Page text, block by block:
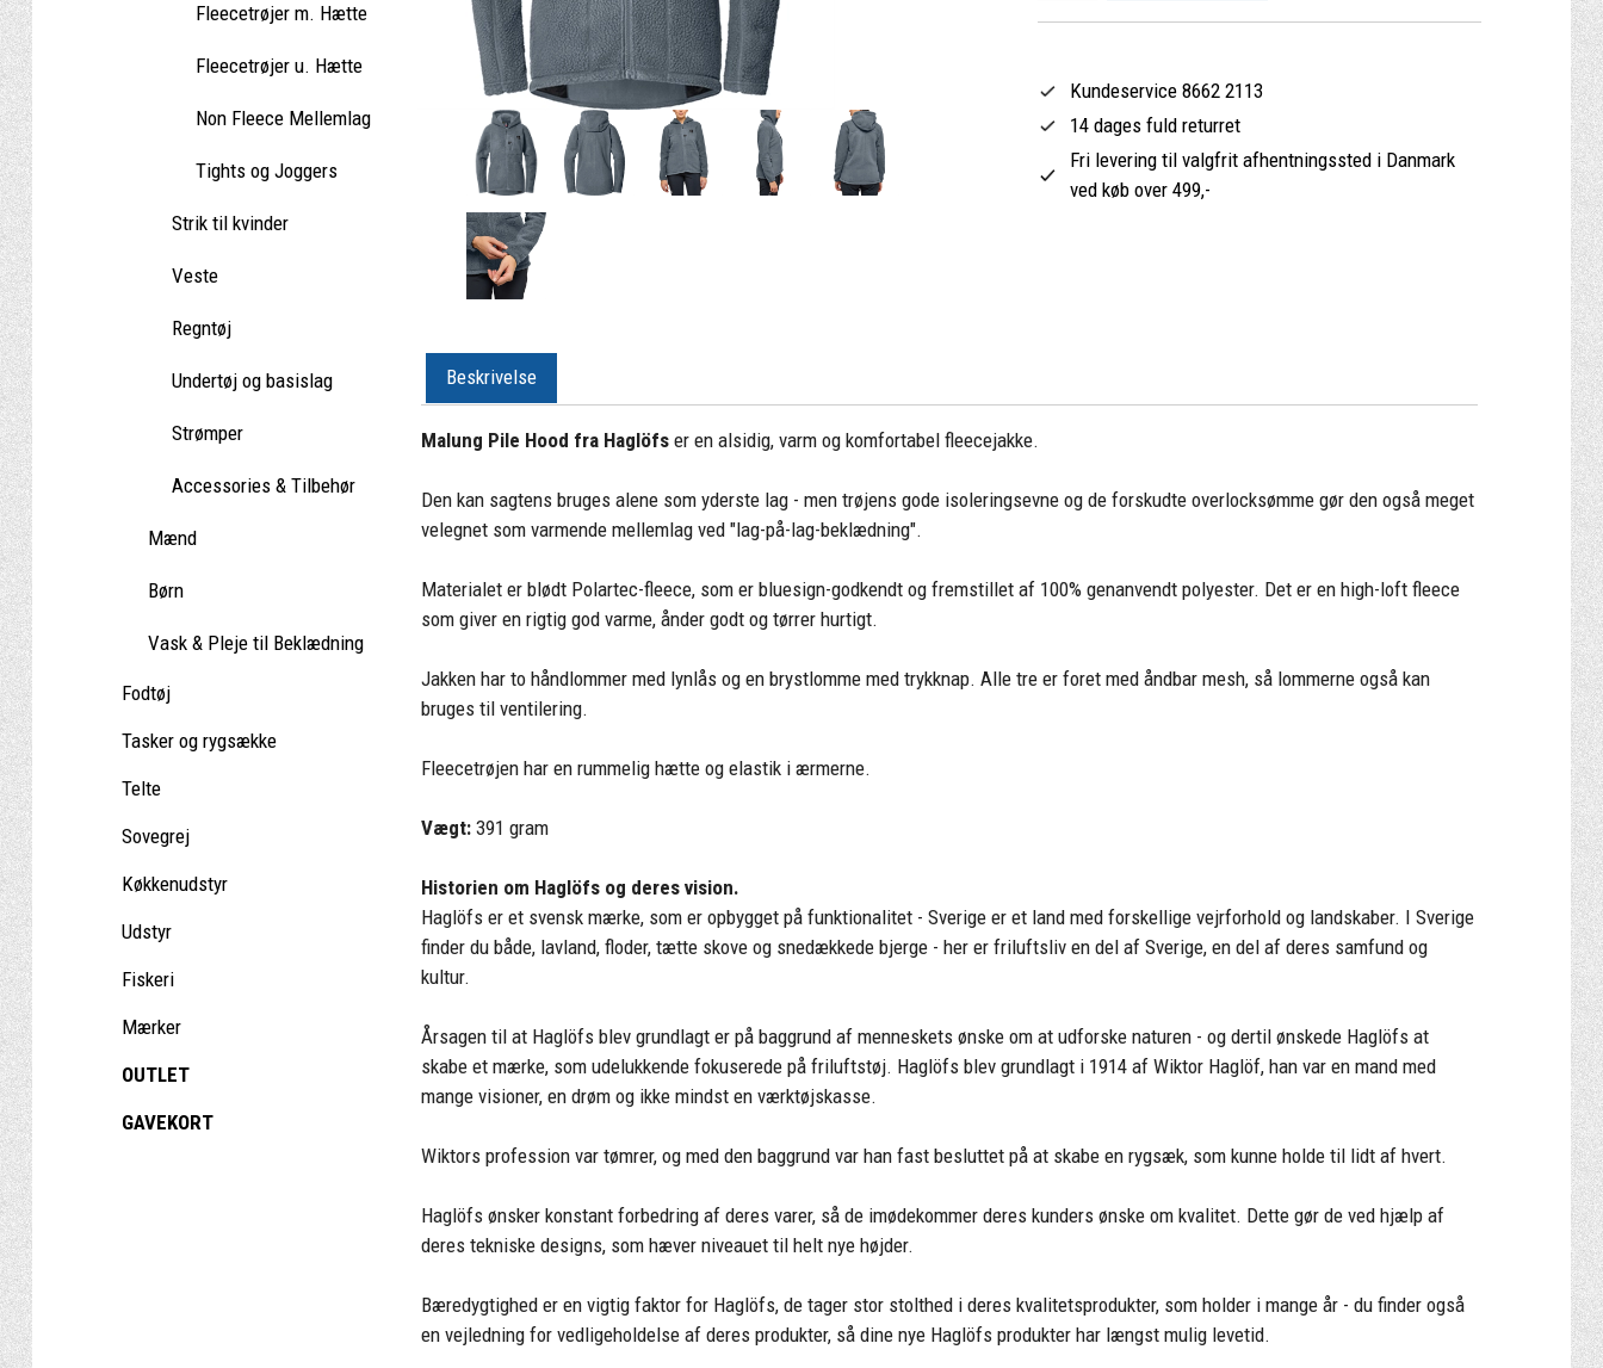
Fleecetrøjer m. Hætte
Fleecetrøjer u. Hætte
Non Fleece Mellemlag
Tights og Joggers
Strik til kvinder
Veste
Regntøj
Undertøj og basislag
Strømper
Accessories & Tilbehør
Mænd
Børn
Vask & Pleje til Beklædning
Fodtøj
Tasker og rygsække
Telte
Sovegrej
Køkkenudstyr
Udstyr
Fiskeri
Mærker
OUTLET
GAVEKORT
Kundeservice 8662 2113
14 dages fuld returret
Fri levering til valgfrit afhentningssted i Danmark
ved køb over 499,-
Beskrivelse
Malung Pile Hood fra Haglöfs er en alsidig, varm og komfortabel fleecejakke.
Den kan sagtens bruges alene som yderste lag - men trøjens gode isoleringsevne og de forskudte overlocksømme gør den også meget
velegnet som varmende mellemlag ved "lag-på-lag-beklædning".
Materialet er blødt Polartec-fleece, som er bluesign-godkendt og fremstillet af 100% genanvendt polyester. Det er en high-loft fleece
som giver en rigtig god varme, ånder godt og tørrer hurtigt.
Jakken har to håndlommer med lynlås og en brystlomme med trykknap. Alle tre er foret med åndbar mesh, så lommerne også kan
bruges til ventilering.
Fleecetrøjen har en rummelig hætte og elastik i ærmerne.
Vægt: 391 gram
Historien om Haglöfs og deres vision.
Haglöfs er et svensk mærke, som er opbygget på funktionalitet - Sverige er et land med forskellige vejrforhold og landskaber. I Sverige
finder du både, lavland, floder, tætte skove og snedækkede bjerge - her er friluftsliv en del af Sverige, en del af deres samfund og
kultur.
Årsagen til at Haglöfs blev grundlagt er på baggrund af menneskets ønske om at udforske naturen - og dertil ønskede Haglöfs at
skabe et mærke, som udelukkende fokuserede på friluftstøj. Haglöfs blev grundlagt i 1914 af Wiktor Haglöf, han var en mand med
mange visioner, en drøm og ikke mindst en værktøjskasse.
Wiktors profession var tømrer, og med den baggrund var han fast besluttet på at skabe en rygsæk, som kunne holde til lidt af hvert.
Haglöfs ønsker konstant forbedring af deres varer, så de imødekommer deres kunders ønske om kvalitet. Dette gør de ved hjælp af
deres tekniske designs, som hæver niveauet til helt nye højder.
Bæredygtighed er en vigtig faktor for Haglöfs, de tager stor stolthed i deres kvalitetsprodukter, som holder i mange år - du finder også
en vejledning for vedligeholdelse af deres produkter, så dine nye Haglöfs produkter har længst mulig levetid.